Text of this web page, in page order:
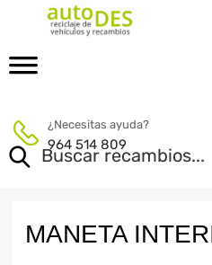
¿Necesitas ayuda?
964 514 809
MANETA